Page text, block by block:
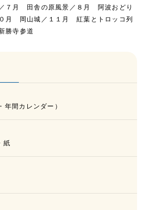
７月 田舎の原風景／８月 阿波おどり
月 岡山城／１１月 紅葉とトロッコ列
勝寺参道
間カレンダー）
紙